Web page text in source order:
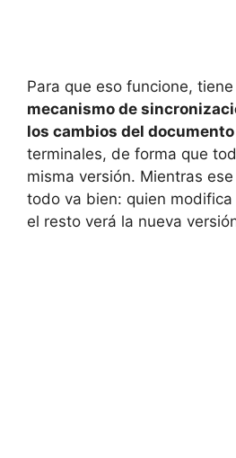
Para que eso funcione,
mecanismo de
los cambios del documento
terminales, de forma que
misma versión. Mientras
todo va bien: quien
el resto verá la nueva